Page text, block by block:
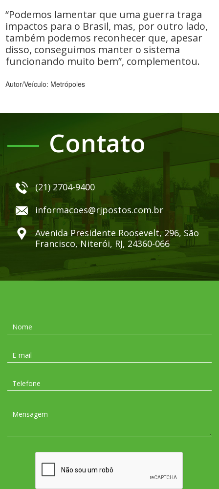
“Podemos lamentar que uma guerra traga
impactos para o Brasil, mas, por outro lado,
também podemos reconhecer que, apesar
disso, conseguimos manter o sistema
funcionando muito bem”, complementou.
Autor/Veículo: Metrópoles
Contato
(21) 2704-9400
informacoes@rjpostos.com.br
Avenida Presidente Roosevelt, 296, São
Francisco, Niterói, RJ, 24360-066